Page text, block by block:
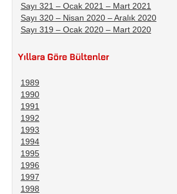
Sayı 321 – Ocak 2021 – Mart 2021
Sayı 320 – Nisan 2020 – Aralık 2020
Sayı 319 – Ocak 2020 – Mart 2020
1989
1990
1991
1992
1993
1994
1995
1996
1997
1998